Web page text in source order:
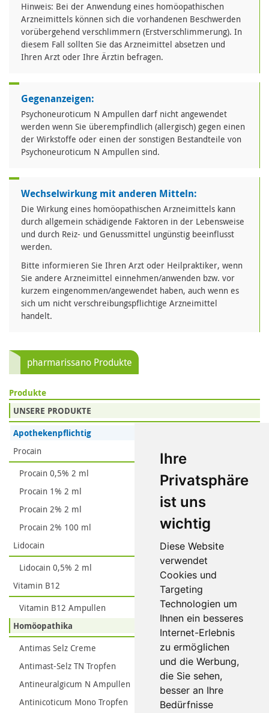
Ihre
Privatsphäre
ist uns
wichtig
Diese Website
verwendet
Cookies und
Targeting
Technologien um
Ihnen ein besseres
Internet-Erlebnis
zu ermöglichen
und die Werbung,
die Sie sehen,
besser an Ihre
Bedürfnisse
Hinweis: Bei der Anwendung eines homöopathischen
Arzneimittels können sich die vorhandenen Beschwerden
vorübergehend verschlimmern (Erstverschlimmerung). In
diesem Fall sollten Sie das Arzneimittel absetzen und
Ihren Arzt oder Ihre Ärztin befragen.
Gegenanzeigen:
Psychoneuroticum N Ampullen darf nicht angewendet
werden wenn Sie überempfindlich (allergisch) gegen einen
der Wirkstoffe oder einen der sonstigen Bestandteile von
Psychoneuroticum N Ampullen sind.
Wechselwirkung mit anderen Mitteln:
Die Wirkung eines homöopathischen Arzneimittels kann
durch allgemein schädigende Faktoren in der Lebensweise
und durch Reiz- und Genussmittel ungünstig beeinflusst
werden.
Bitte informieren Sie Ihren Arzt oder Heilpraktiker, wenn
Sie andere Arzneimittel einnehmen/anwenden bzw. vor
kurzem eingenommen/angewendet haben, auch wenn es
sich um nicht verschreibungspflichtige Arzneimittel
handelt.
pharmarissano Produkte
Produkte
UNSERE PRODUKTE
Apothekenpflichtig
Procain
Procain 0,5% 2 ml
Procain 1% 2 ml
Procain 2% 2 ml
Procain 2% 100 ml
Lidocain
Lidocain 0,5% 2 ml
Vitamin B12
Vitamin B12 Ampullen
Homöopathika
Antimas Selz Creme
Antimast-Selz TN Tropfen
Antineuralgicum N Ampullen
Antinicoticum Mono Tropfen